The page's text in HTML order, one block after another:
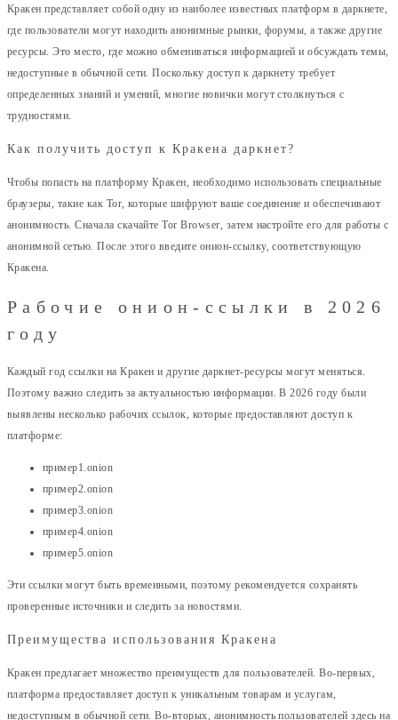
Кракен представляет собой одну из наиболее известных платформ в даркнете,
где пользователи могут находить анонимные рынки, форумы, а также другие
ресурсы. Это место, где можно обмениваться информацией и обсуждать темы,
недоступные в обычной сети. Поскольку доступ к даркнету требует
определенных знаний и умений, многие новички могут столкнуться с
трудностями.
Как получить доступ к Кракена даркнет?
Чтобы попасть на платформу Кракен, необходимо использовать специальные
браузеры, такие как Tor, которые шифруют ваше соединение и обеспечивают
анонимность. Сначала скачайте Tor Browser, затем настройте его для работы с
анонимной сетью. После этого введите онион-ссылку, соответствующую
Кракена.
Рабочие онион-ссылки в 2026
году
Каждый год ссылки на Кракен и другие даркнет-ресурсы могут меняться.
Поэтому важно следить за актуальностью информации. В 2026 году были
выявлены несколько рабочих ссылок, которые предоставляют доступ к
платформе:
пример1.onion
пример2.onion
пример3.onion
пример4.onion
пример5.onion
Эти ссылки могут быть временными, поэтому рекомендуется сохранять
проверенные источники и следить за новостями.
Преимущества использования Кракена
Кракен предлагает множество преимуществ для пользователей. Во-первых,
платформа предоставляет доступ к уникальным товарам и услугам,
недоступным в обычной сети. Во-вторых, анонимность пользователей здесь на